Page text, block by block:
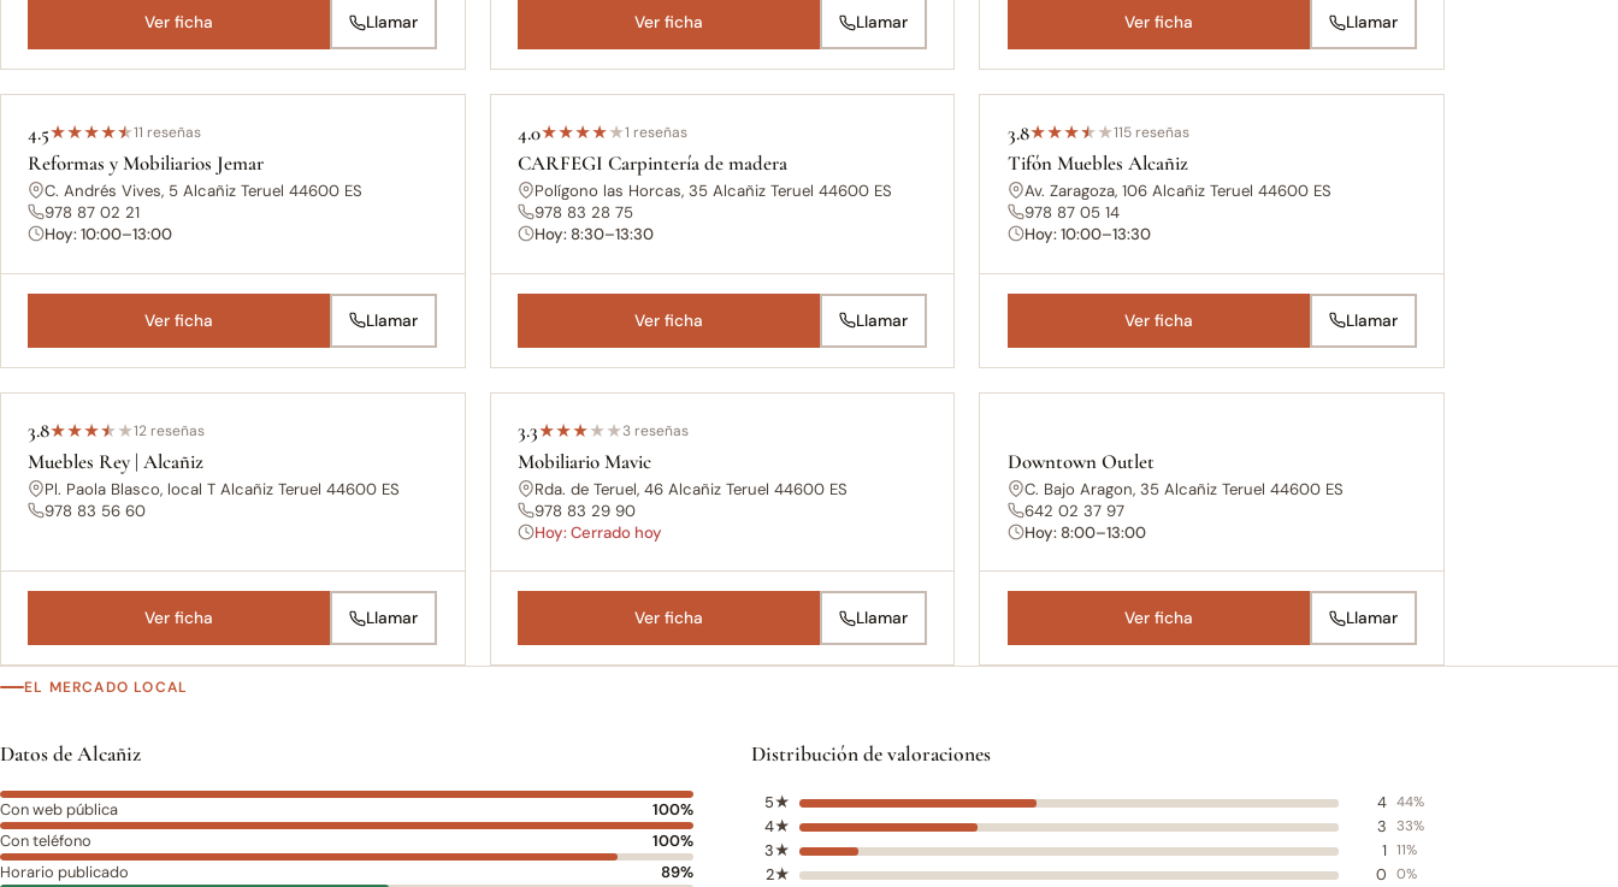
Ver ficha Llamar Ver ficha Llamar Ver ficha Llamar
4.5★★★★★11 reseñas
Reformas y Mobiliarios Jemar
C. Andrés Vives, 5 Alcañiz Teruel 44600 ES
978 87 02 21
Hoy: 10:00–13:00
Ver ficha Llamar
4.0★★★★★1 reseñas
CARFEGI Carpintería de madera
Polígono las Horcas, 35 Alcañiz Teruel 44600 ES
978 83 28 75
Hoy: 8:30–13:30
Ver ficha Llamar
3.8★★★★★115 reseñas
Tifón Muebles Alcañiz
Av. Zaragoza, 106 Alcañiz Teruel 44600 ES
978 87 05 14
Hoy: 10:00–13:30
Ver ficha Llamar
3.8★★★★★12 reseñas
Muebles Rey | Alcañiz
Pl. Paola Blasco, local T Alcañiz Teruel 44600 ES
978 83 56 60
Ver ficha Llamar
3.3★★★★★3 reseñas
Mobiliario Mavic
Rda. de Teruel, 46 Alcañiz Teruel 44600 ES
978 83 29 90
Hoy: Cerrado hoy
Ver ficha Llamar
Downtown Outlet
C. Bajo Aragon, 35 Alcañiz Teruel 44600 ES
642 02 37 97
Hoy: 8:00–13:00
Ver ficha Llamar
EL MERCADO LOCAL
Datos de Alcañiz
Con web pública
100%
Con teléfono
100%
Horario publicado
89%
Distribución de valoraciones
5★ 4 44%
4★ 3 33%
3★ 1 11%
2★ 0 0%